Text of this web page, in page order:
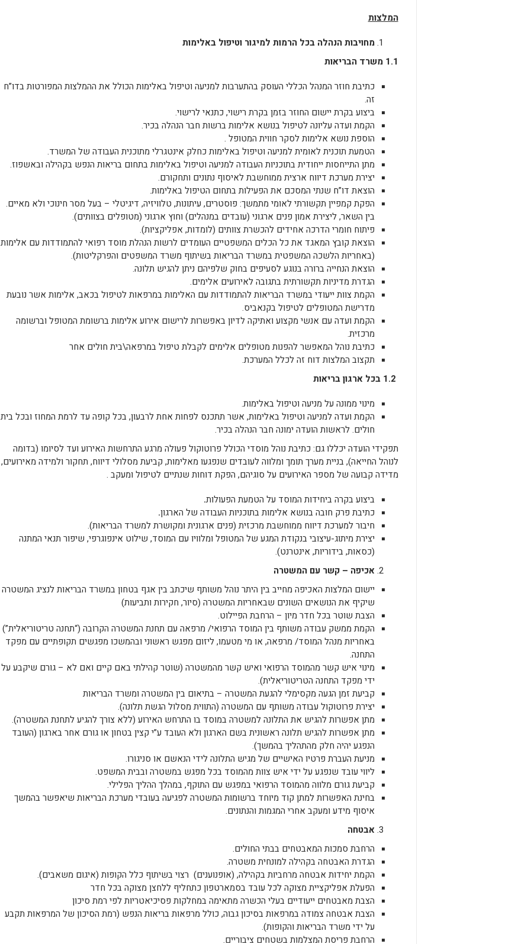
המלצות
מחויבות הנהלה בכל הרמות למיגור וטיפול באלימות
1.1 משרד הבריאות
כתיבת חוזר המנהל הכללי העוסק בהתערבות למניעה וטיפול באלימות הכולל את ההמלצות המפורטות בדו”ח
זה.
ביצוע בקרת יישום החוזר בזמן בקרת רישוי, כתנאי לרישוי.
הקמת ועדה עליונה לטיפול בנושא אלימות ברשות חבר הנהלה בכיר.
הוספת נושא אלימות לסקר חווית המטופל .
הטמעת תוכנית לאומית למניעה וטיפול באלימות כחלק אינטגרלי מתוכנית העבודה של המשרד.
מתן התייחסות ייחודית בתוכניות העבודה למניעה וטיפול באלימות בתחום בריאות הנפש בקהילה ובאשפוז.
יצירת מערכת דיווח ארצית ממוחשבת לאיסוף נתונים ותחקורם.
הוצאת דו”ח שנתי המסכם את הפעילות בתחום הטיפול באלימות.
הפקת קמפיין תקשורתי לאומי מתמשך: פוסטרים, עיתונות, טלוויזיה, דיגיטלי – בעל מסר חינוכי ולא מאיים.
בין השאר, ליצירת אמון פנים ארגוני (עובדים במנהלים) וחוץ ארגוני (מטופלים בצוותים).
פיתוח חומרי הדרכה אחידים להכשרת צוותים (לומדות, אפליקציות).
הוצאת קובץ המאגד את כל הכלים המשפטיים העומדים לרשות הנהלת מוסד רפואי להתמודדות עם אלימות
(באחריות הלשכה המשפטית במשרד הבריאות בשיתוף משרד המשפטים והפרקליטות).
הוצאת הנחייה ברורה בנוגע לסעיפים בחוק שלפיהם ניתן להגיש תלונה.
הגדרת מדיניות תקשורתית בתגובה לאירועים אלימים.
הקמת צוות ייעודי במשרד הבריאות להתמודדות עם האלימות במרפאות לטיפול בכאב, אלימות אשר נובעת
מדרישת המטופלים לטיפול בקנאביס.
הקמת ועדה עם אנשי מקצוע ואתיקה לדיון באפשרות לרישום אירוע אלימות ברשומת המטופל וברשומה
מרכזית.
כתיבת נוהל המאפשר להפנות מטופלים אלימים לקבלת טיפול במרפאה\בית חולים אחר
תקצוב המלצות דוח זה לכלל המערכת.
1.2 בכל ארגון בריאות
מינוי ממונה על מניעה וטיפול באלימות.
הקמת ועדה למניעה וטיפול באלימות, אשר תתכנס לפחות אחת לרבעון, בכל קופה עד לרמת המחוז ובכל בית
חולים. לראשות הועדה ימונה חבר הנהלה בכיר.
תפקידי הועדה יכללו גם: כתיבת נוהל מוסדי הכולל פרוטוקול פעולה מרגע התרחשות האירוע ועד לסיומו (בדומה
לנוהל החייאה), בניית מערך תומך ומלווה לעובדים שנפגעו מאלימות, קביעת מסלולי דיווח, תחקור ולמידה מאירועים,
מדידה קבועה של מספר האירועים על סוגיהם, הפקת דוחות שנתיים לטיפול ומעקב .
ביצוע בקרה ביחידות המוסד על הטמעת הפעולות.
כתיבת פרק חובה בנושא אלימות בתוכניות העבודה של הארגון.
חיבור למערכת דיווח ממוחשבת מרכזית (פנים ארגונית ומקושרת למשרד הבריאות).
יצירת מיתוג-עיצובי בנקודת המגע של המטופל ומלוויו עם המוסד, שילוט אינפוגרפי, שיפור תנאי המתנה
(כסאות, בידוריות, אינטרנט).
אכיפה – קשר עם המשטרה
יישום המלצות האכיפה מחייב בין היתר נוהל משותף שיכתב בין אגף בטחון במשרד הבריאות לנציג המשטרה
שיקיף את הנושאים השונים שבאחריות המשטרה (סיור, חקירות ותביעות)
הצבת שוטר בכל חדר מיון – הרחבת הפיילוט.
הקמת ממשק עבודה משותף בין המוסד הרפואי/ מרפאה עם תחנת המשטרה הקרובה (“תחנה טריטוריאלית”)
באחריות מנהל המוסד/ מרפאה, או מי מטעמו, ליזום מפגש ראשוני ובהמשכו מפגשים תקופתיים עם מפקד
התחנה.
מינוי איש קשר מהמוסד הרפואי ואיש קשר מהמשטרה (שוטר קהילתי באם קיים ואם לא – גורם שיקבע על
ידי מפקד התחנה הטריטוריאלית).
קביעת זמן הגעה מקסימלי להגעת המשטרה – בתיאום בין המשטרה ומשרד הבריאות
יצירת פרוטוקול עבודה משותף עם המשטרה (התווית מסלול הגשת תלונה).
מתן אפשרות להגיש את התלונה למשטרה במוסד בו התרחש האירוע (ללא צורך להגיע לתחנת המשטרה).
מתן אפשרות להגיש תלונה ראשונית בשם הארגון ולא העובד ע”י קצין בטחון או גורם אחר בארגון (העובד
הנפגע יהיה חלק מהתהליך בהמשך).
מניעת העברת פרטיו האישיים של מגיש התלונה לידי הנאשם או סניגורו.
ליווי עובד שנפגע על ידי איש צוות מהמוסד בכל מפגש במשטרה ובבית המשפט.
קביעת גורם מלווה מהמוסד הרפואי במפגש עם התוקף, במהלך ההליך הפלילי.
בחינת האפשרות למתן קוד מיוחד ברשומות המשטרה לפגיעה בעובדי מערכת הבריאות שיאפשר בהמשך
איסוף מידע ומעקב אחרי המגמות והנתונים.
אבטחה
הרחבת סמכות המאבטחים בבתי החולים.
הגדרת האבטחה בקהילה למונחית משטרה.
הקמת יחידות אבטחה מרחביות בקהילה, (אופנוענים) רצוי בשיתוף כלל הקופות (איגום משאבים).
הפעלת אפליקציית מצוקה לכל עובד בסמארטפון כתחליף ללחצן מצוקה בכל חדר
הצבת מאבטחים ייעודיים בעלי הכשרה מתאימה במחלקות פסיכיאטריות לפי רמת סיכון
הצבת אבטחה צמודה במרפאות בסיכון גבוה, כולל מרפאות בריאות הנפש (רמת הסיכון של המרפאות תקבע
על ידי משרד הבריאות והקופות).
הרחבת פריסת המצלמות בשטחים ציבוריים.